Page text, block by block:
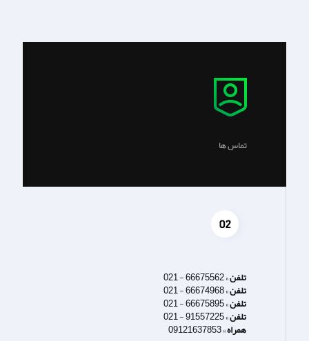
تماس ها
تلفن»
66675562 - 021
تلفن»
66674968 - 021
تلفن»
66675895 - 021
تلفن»
91557225 - 021
همراه»
09121637853